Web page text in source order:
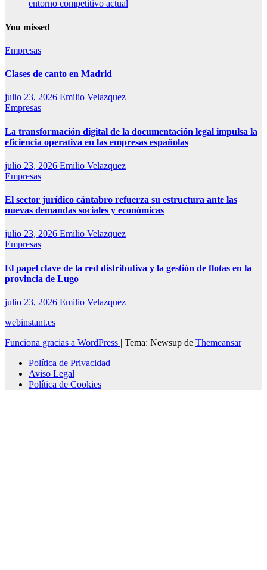
entorno competitivo actual
You missed
Empresas
Clases de canto en Madrid
julio 23, 2026 Emilio Velazquez
Empresas
La transformación digital de la documentación legal impulsa la
eficiencia operativa en las empresas españolas
julio 23, 2026 Emilio Velazquez
Empresas
El sector jurídico cántabro refuerza su estructura ante las
nuevas demandas sociales y económicas
julio 23, 2026 Emilio Velazquez
Empresas
El papel clave de la red distributiva y la gestión de flotas en la
provincia de Lugo
julio 23, 2026 Emilio Velazquez
webinstant.es
Funciona gracias a WordPress | Tema: Newsup de Themeansar
Política de Privacidad
Aviso Legal
Política de Cookies